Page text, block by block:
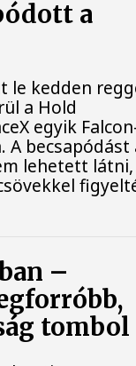
a
le kedden
a Hold
egyik
A becsapódást
lehetett
–
tombol